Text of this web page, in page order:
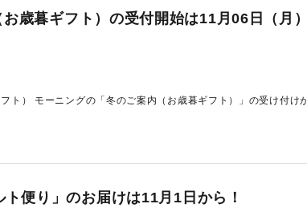
お歳暮ギフト）の受付開始は11月06日（月
ト） モーニングの「冬のご案内（お歳暮ギフト）」の受け付け
便り」のお届けは11月1日から！